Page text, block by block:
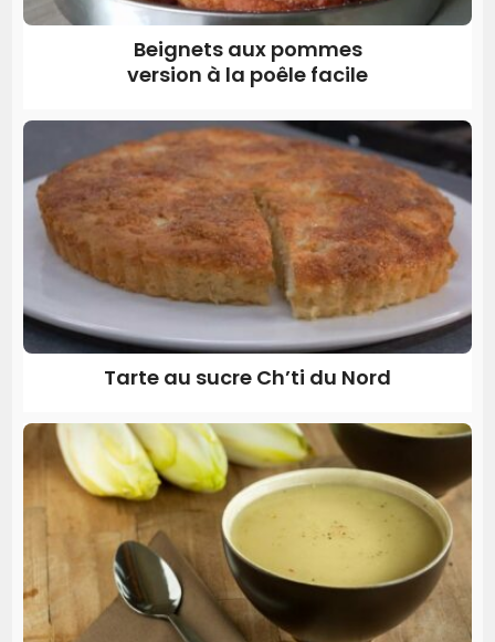
Beignets aux pommes
version à la poêle facile
Tarte au sucre Ch’ti du Nord